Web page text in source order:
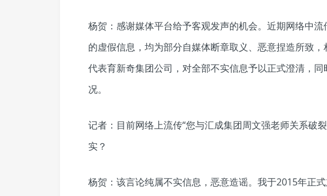
杨贺：感谢媒体平台给予客观发声的机会。近期网络中
的虚假信息，均为部分自媒体断章取义、恶意捏造所致
代表育新奇集团公司，对全部不实信息予以正式澄清，
况。
记者：目前网络上流传“您与汇成集团周文强老师关系破
实？
杨贺：该言论纯属不实信息，恶意造谣。我于2015年正